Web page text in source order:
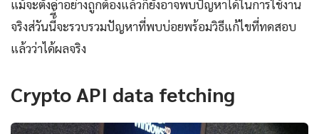
แม้จะตั้งค่าอย่างถูกต้องแล้วก็ยังอาจพบปัญหาได้ในการใช้งาน
จริงส่วันนี้ี้จะรวบรวมปัญหาที่พบบ่อยพร้อมวิธีแก้ไขที่ทดสอบ
แล้วว่าได้ผลจริง
Crypto API data fetching